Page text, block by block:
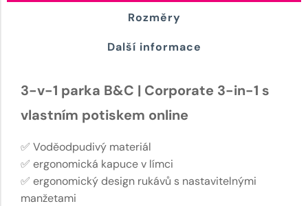
Rozměry
Další informace
3-v-1 parka B&C | Corporate 3-in-1 s
vlastním potiskem online
✅ Voděodpudivý materiál
✅ ergonomická kapuce v límci
✅ ergonomický design rukávů s nastavitelnými
manžetami